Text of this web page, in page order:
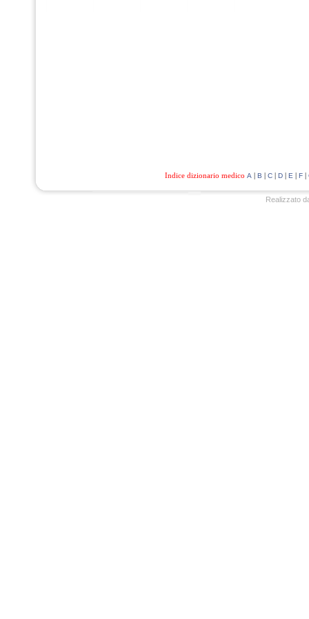
Indice dizionario medico A | B | C| D| E | F|
Realizzato